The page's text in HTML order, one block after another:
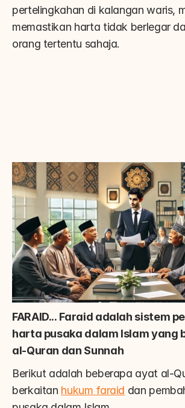
pertelingkahan di kalangan waris,
memastikan harta tidak berlegar
orang tertentu sahaja.
FARAID... Faraid adalah sistem
harta pusaka dalam Islam yang
al-Quran dan Sunnah
Berikut adalah beberapa ayat al-
berkaitan hukum faraid dan